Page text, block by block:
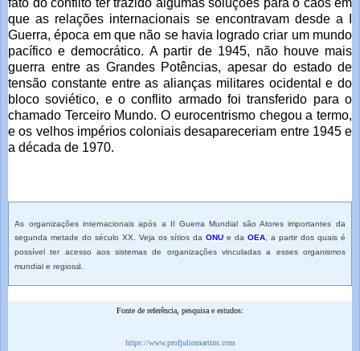
que as relações internacionais se encontravam desde a I
Guerra, época em que não se havia logrado criar um mundo
pacífico e democrático. A partir de 1945, não houve mais
guerra entre as Grandes Potências, apesar do estado de
tensão constante entre as alianças militares ocidental e do
bloco soviético, e o conflito armado foi transferido para o
chamado Terceiro Mundo. O eurocentrismo chegou a termo,
e os velhos impérios coloniais desapareceriam entre 1945 e
a década de 1970.
As organizações internacionais após a II Guerra Mundial são Atores importantes da
segunda metade do século XX. Veja os sítios da ONU e da OEA, a partir dos quais é
possível ter acesso aos sistemas de organizações vinculadas a esses organismos
mundial e regional.
Fonte de referência, pesquisa e estudos:
https://www.profjuliomartins.com